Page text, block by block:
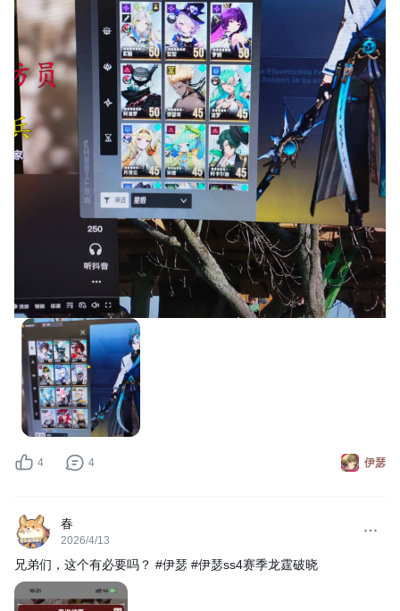
伊瑟
4 4
春
2026/4/13
兄弟们，这个有必要吗？ #伊瑟 #伊瑟ss4赛季龙霆破晓